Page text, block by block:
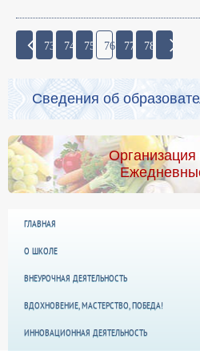
73 74 75 76 77 78
Сведения об
Организация
ГЛАВНАЯ
О ШКОЛЕ
ВНЕУРОЧНАЯ ДЕЯТЕЛЬНОСТЬ
ВДОХНОВЕНИЕ, МАСТЕРСТВО, ПОБЕДА!
ИННОВАЦИОННАЯ ДЕЯТЕЛЬНОСТЬ